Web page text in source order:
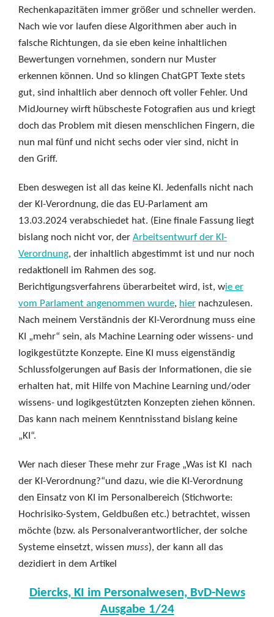
Rechenkapazitäten immer größer und schneller werden.
Nach wie vor laufen diese Algorithmen aber auch in
falsche Richtungen, da sie eben keine inhaltlichen
Bewertungen vornehmen, sondern nur Muster
erkennen können. Und so klingen ChatGPT Texte stets
gut, sind inhaltlich aber dennoch oft voller Fehler. Und
MidJourney wirft hübscheste Fotografien aus und kriegt
doch das Problem mit diesen menschlichen Fingern, die
nun mal fünf und nicht sechs oder vier sind, nicht in
den Griff.
Eben deswegen ist all das keine KI. Jedenfalls nicht nach
der KI-Verordnung, die das EU-Parlament am
13.03.2024 verabschiedet hat. (Eine finale Fassung liegt
bislang noch nicht vor, der Arbeitsentwurf der KI-
Verordnung, der inhaltlich abgestimmt ist und nur noch
redaktionell im Rahmen des sog.
Berichtigungsverfahrens überarbeitet wird, ist, wie er
vom Parlament angenommen wurde, hier nachzulesen.
Nach meinem Verständnis der KI-Verordnung muss eine
KI „mehr“ sein, als Machine Learning oder wissens- und
logikgestützte Konzepte. Eine KI muss eigenständig
Schlussfolgerungen auf Basis der Informationen, die sie
erhalten hat, mit Hilfe von Machine Learning und/oder
wissens- und logikgestützten Konzepten ziehen können.
Das kann nach meinem Kenntnisstand bislang keine
„KI“.
Wer nach dieser These mehr zur Frage „Was ist KI nach
der KI-Verordnung?“und dazu, wie die KI-Verordnung
den Einsatz von KI im Personalbereich (Stichworte:
Hochrisiko-System, Geldbußen etc.) betrachtet, wissen
möchte (bzw. als Personalverantwortlicher, der solche
Systeme einsetzt, wissen muss), der kann all das
dezidiert in dem Artikel
Diercks, KI im Personalwesen, BvD-News
Ausgabe 1/24